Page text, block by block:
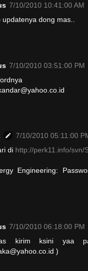
7/10/2010 10:41:00 AM
dong mas..
7/10/2010 03:51:00 PM
7/10/2010 05:11:00
di http://perk11.info/svn/
Engineering:
7/10/2010 06:18:00 PM
kirim ksini yaa
)